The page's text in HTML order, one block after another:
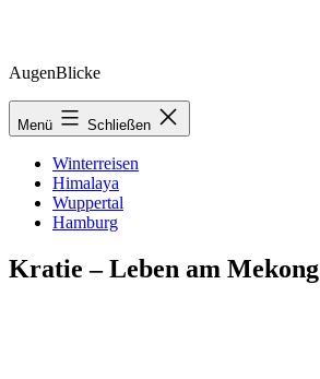
Zum
springen
AugenBlicke
Menü Schließen
Winterreisen
Himalaya
Wuppertal
Hamburg
Kratie – Leben am Mekong